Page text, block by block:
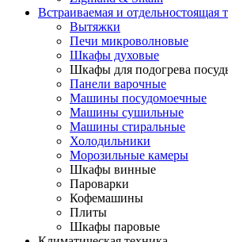
Встраиваемая и отдельностоящая
Вытяжки
Печи микроволновые
Шкафы духовые
Шкафы для подогрева
Панели варочные
Машины посудомоечные
Машины сушильные
Машины стиральные
Холодильники
Морозильные камеры
Шкафы винные
Пароварки
Кофемашины
Плиты
Шкафы паровые